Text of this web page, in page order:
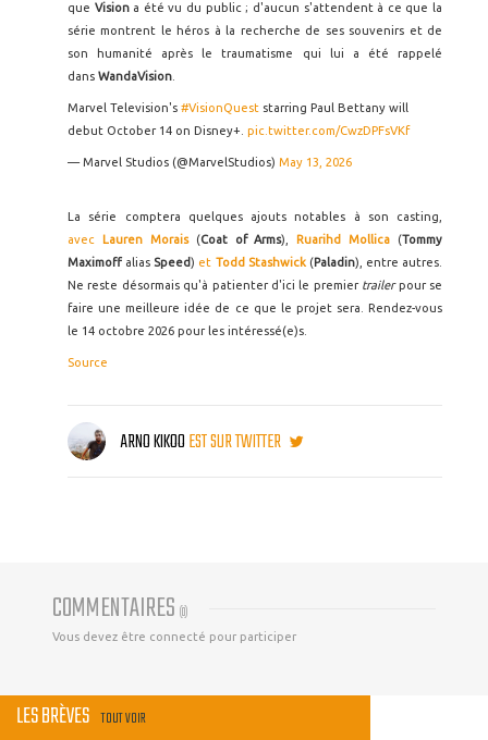
que Vision a été vu du public ; d'aucun s'attendent à ce que la
série montrent le héros à la recherche de ses souvenirs et de
son humanité après le traumatisme qui lui a été rappelé
dans WandaVision
Marvel Television's #VisionQuest starring Paul Bettany will
debut October 14 on Disney+. pic.twitter.com/CwzDPFsVKf
— Marvel Studios (@MarvelStudios) May 13, 2026
La série comptera quelques ajouts notables à son casting,
avec
Lauren Morais (Coat of Arms), Ruarihd Mollica (Tommy
Maximoff alias Speed) et Todd Stashwick(Paladin), entre autres.
Ne reste désormais qu'à patienter d'ici le premier trailerpour se
faire une meilleure idée de ce que le projet sera. Rendez-vous
le 14 octobre 2026 pour les intéressé(e)s.
Source
ARNO KIKOOEST SUR TWITTER
COMMENTAIRES (0)
Vous devez être connecté pour participer
LES BRÈVES TOUT VOIR